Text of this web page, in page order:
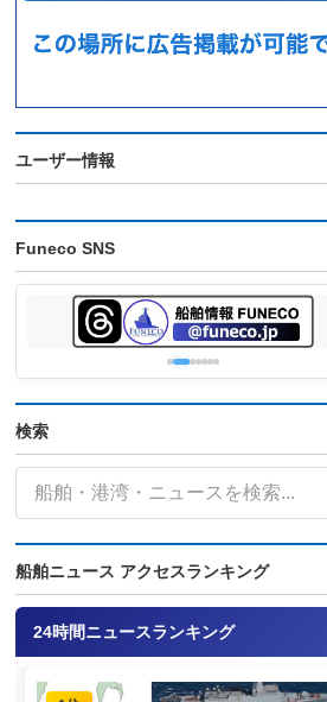
ユーザー情報
Funeco SNS
検索
船舶ニュース アクセスランキング
24時間ニュースランキング